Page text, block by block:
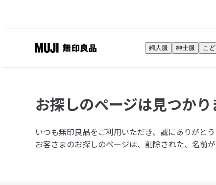
印
品
ネ
ト
ス
婦人服 紳士服 こ
お探しのページは見つかり
いつも無印良品をご利用いただき、誠にありがとう
お客さまのお探しのページは、削除された、名前